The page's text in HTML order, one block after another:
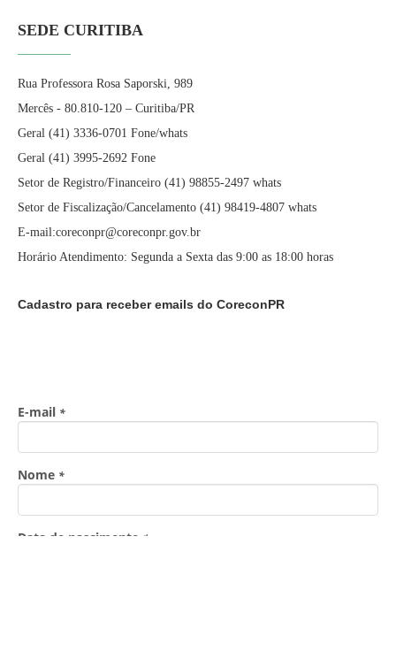
SEDE CURITIBA
Rua Professora Rosa Saporski, 989
Mercês - 80.810-120 – Curitiba/PR
Geral (41) 3336-0701 Fone/whats
Geral (41) 3995-2692 Fone
Setor de Registro/Financeiro (41) 98855-2497 whats
Setor de Fiscalização/Cancelamento (41) 98419-4807 whats
E-mail:coreconpr@coreconpr.gov.br
Horário Atendimento: Segunda a Sexta das 9:00 as 18:00 horas
Cadastro para receber emails do CoreconPR